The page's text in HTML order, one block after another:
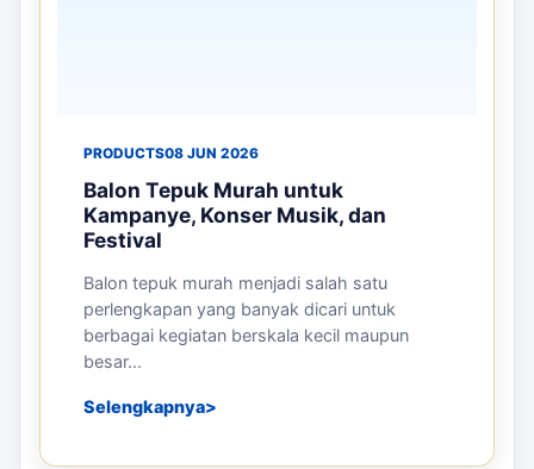
PRODUCTS08 JUN 2026
Balon Tepuk Murah untuk
Kampanye, Konser Musik, dan
Festival
Balon tepuk murah menjadi salah satu
perlengkapan yang banyak dicari untuk
berbagai kegiatan berskala kecil maupun
besar...
Selengkapnya